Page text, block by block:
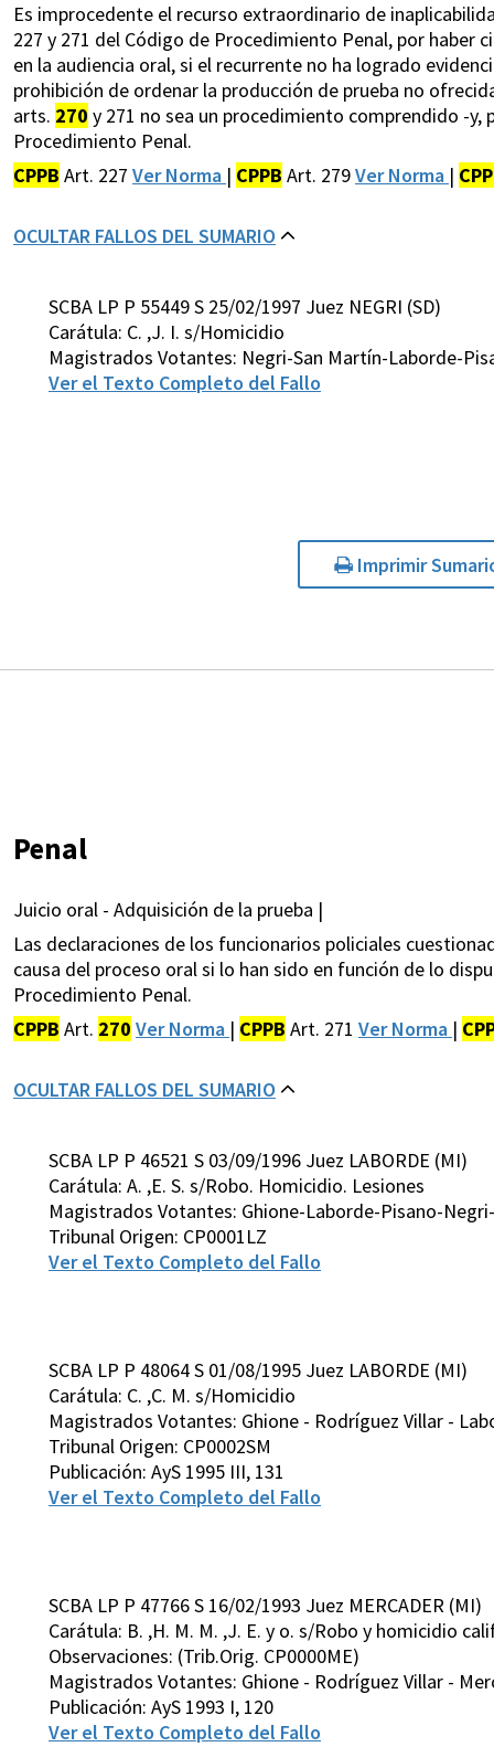
Es improcedente el recurso extraordinario de
227 y 271 del Código de Procedimiento Penal, por
en la audiencia oral, si el recurrente no ha logrado
prohibición de ordenar la producción de prueba no
arts. 270 y 271 no sea un procedimiento comprendido -
Procedimiento Penal.
CPPB Art. 227 Ver Norma | CPPB Art. 279Ver Norma |
OCULTAR FALLOS DEL SUMARIO
SCBA LP P 55449 S 25/02/1997 Juez NEGRI (SD)
Carátula: C. ,J. I. s/Homicidio
Magistrados Votantes: Negri-San Martín-Laborde-
Ver el Texto Completo del Fallo
Imprimir
Penal
Juicio oral - Adquisición de la prueba |
Las declaraciones de los funcionarios policiales
causa del proceso oral si lo han sido en función de lo
Procedimiento Penal.
CPPB Art. 270 Ver Norma | CPPB Art. 271 Ver Norma |
OCULTAR FALLOS DEL SUMARIO
SCBA LP P 46521 S 03/09/1996 Juez LABORDE (MI)
Carátula: A. ,E. S. s/Robo. Homicidio. Lesiones
Magistrados Votantes: Ghione-Laborde-Pisano-
Tribunal Origen: CP0001LZ
Ver el Texto Completo del Fallo
SCBA LP P 48064 S 01/08/1995 Juez LABORDE (MI)
Carátula: C. ,C. M. s/Homicidio
Magistrados Votantes: Ghione - Rodríguez Villar -
Tribunal Origen: CP0002SM
Publicación: AyS 1995 III, 131
Ver el Texto Completo del Fallo
SCBA LP P 47766 S 16/02/1993 Juez MERCADER (MI)
Carátula: B. ,H. M. M. ,J. E. y o. s/Robo y homicidio
Observaciones: (Trib.Orig. CP0000ME)
Magistrados Votantes: Ghione - Rodríguez Villar -
Publicación: AyS 1993 I, 120
Ver el Texto Completo del Fallo